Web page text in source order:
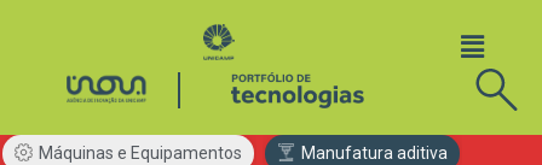
Máquinas e Equipamentos Manufatura aditiva